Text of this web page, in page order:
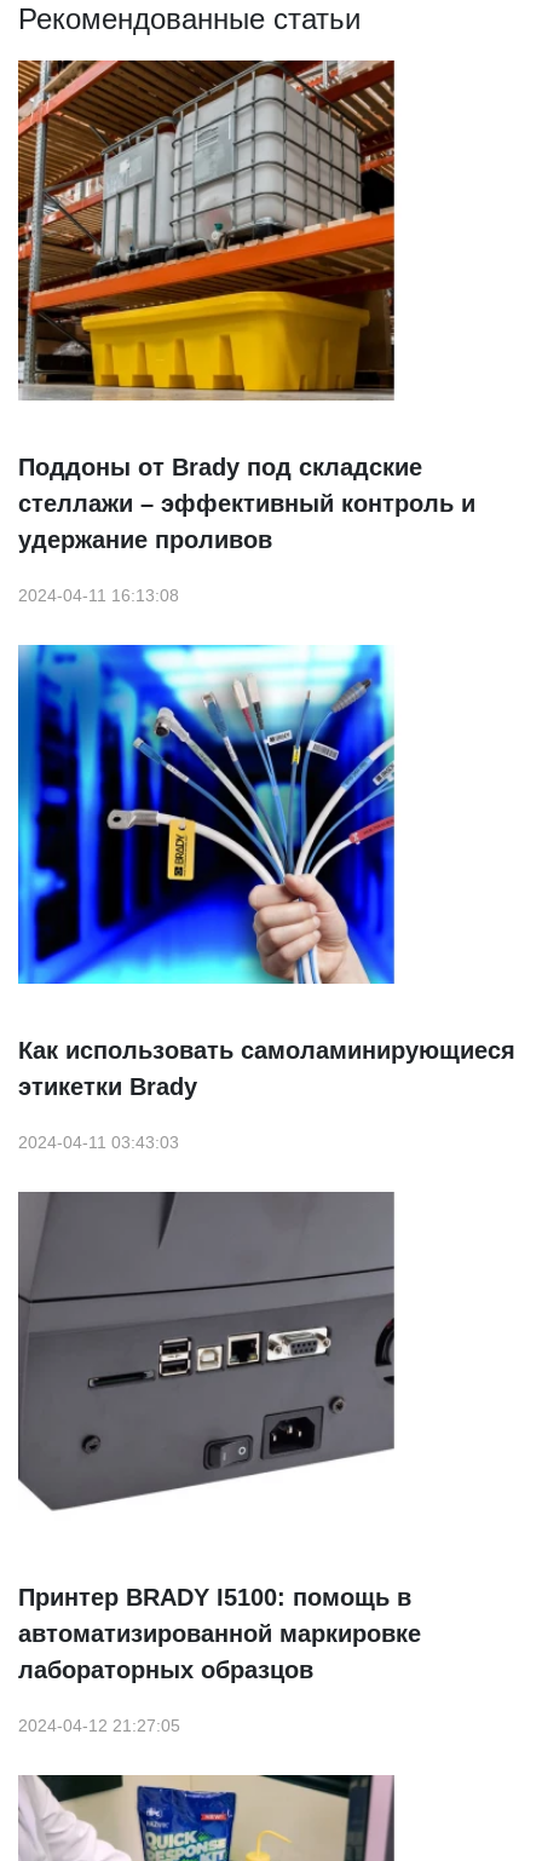
Рекомендованные статьи
Поддоны от Brady под складские
стеллажи – эффективный контроль и
удержание проливов
2024-04-11 16:13:08
Как использовать самоламинирующиеся
этикетки Brady
2024-04-11 03:43:03
Принтер BRADY I5100: помощь в
автоматизированной маркировке
лабораторных образцов
2024-04-12 21:27:05